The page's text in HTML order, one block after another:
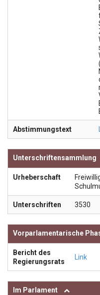
Abstimmungstext
Unterschriftensammlung
Urheberschaft
Unterschriften 3530
Vorparlamentarische
Bericht des
Regierungsrats
Link
Im Parlament